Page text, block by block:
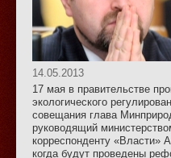
14.05.2013
17 мая в правительстве
экологического
совещания глава
руководящий
корреспонденту «Власти»
когда будут проведены